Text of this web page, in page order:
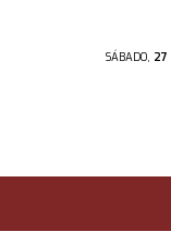
SÁBADO, 27